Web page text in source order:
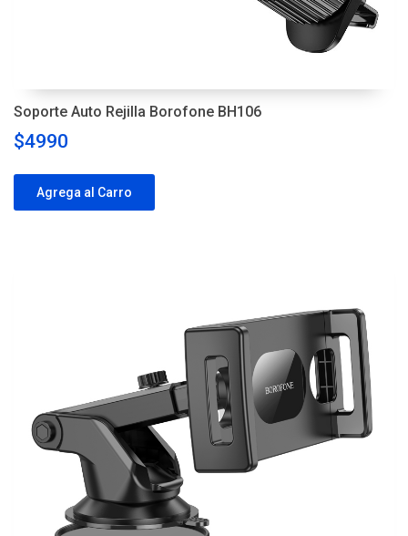
Soporte Auto Rejilla Borofone BH106
$4990
Agrega al Carro